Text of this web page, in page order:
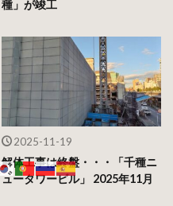
種」が竣工
2025-11-19
解体工事は終盤・・・「千種ニ
ュータワービル」 2025年11月